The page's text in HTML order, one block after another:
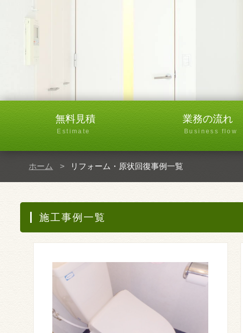
無料見積
Estimate
業務の流れ
Business flow
ホーム リフォーム・原状回復事例一覧
施工事例一覧